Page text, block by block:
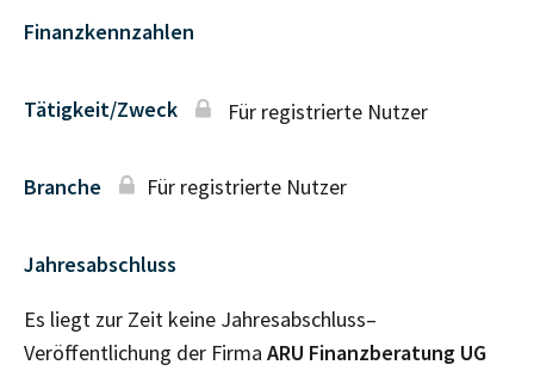
Finanzkennzahlen
Tätigkeit/Zweck Für registrierte Nutzer
Branche Für registrierte Nutzer
Jahresabschluss
Es liegt zur Zeit keine Jahresabschluss–
Veröffentlichung der Firma ARU Finanzberatung UG